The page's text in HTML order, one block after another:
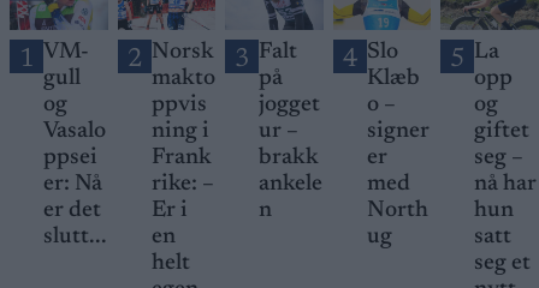
1 VM-
gull
og
Vasalo
ppsei
er: Nå
er det
slutt...
2 Norsk
makto
ppvis
ning i
Frank
rike: –
Er i
en
helt
3 Falt
på
jogget
ur –
brakk
ankele
n
4 Slo
Klæb
o –
signer
er
med
North
ug
5 La
opp
og
giftet
seg –
nå har
hun
satt
seg et